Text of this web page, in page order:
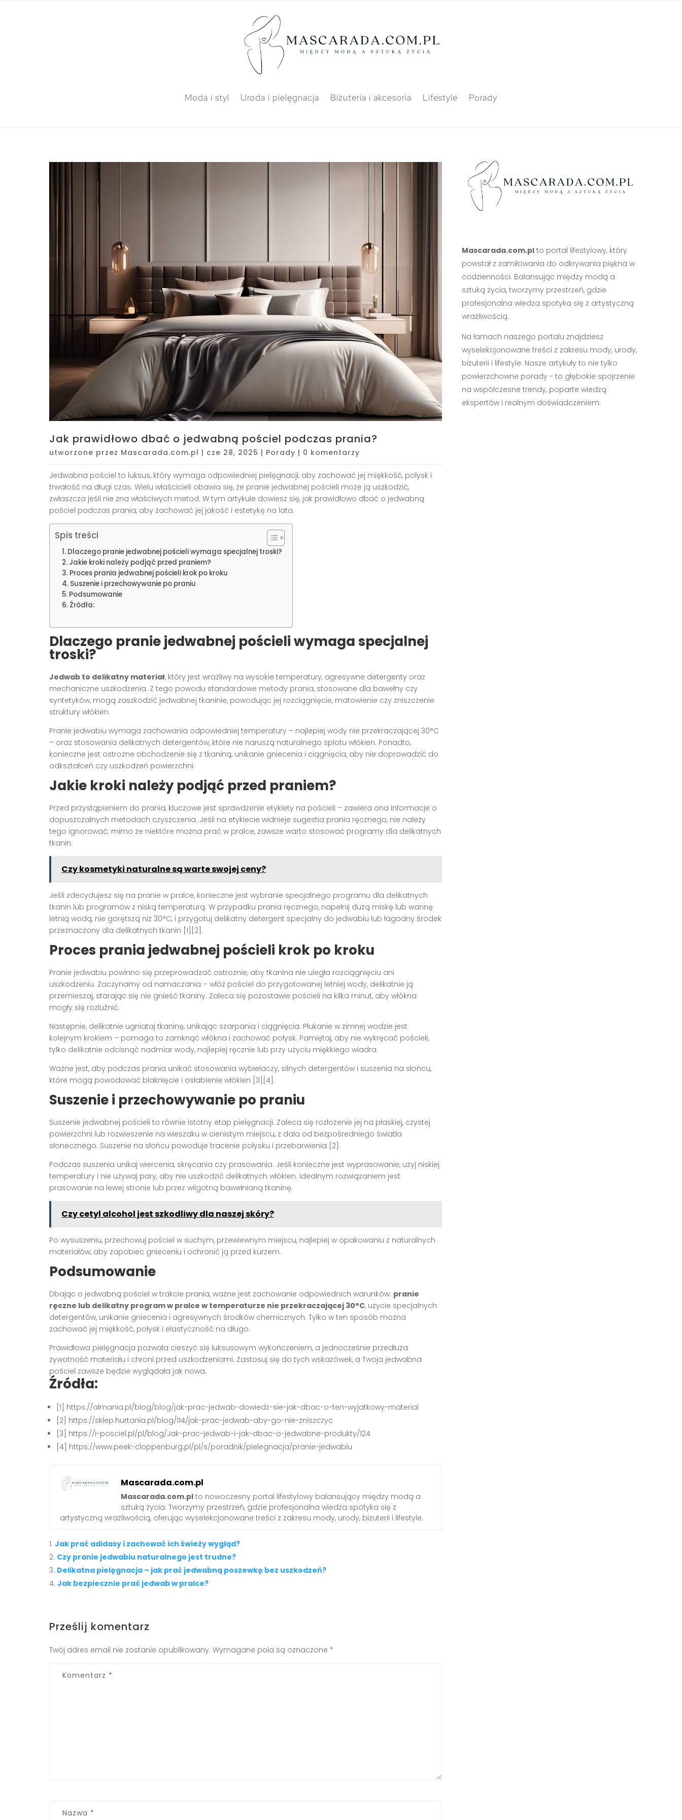
Moda i styl Uroda i pielęgnacja Biżuteria i akcesoria Lifestyle Porady
Jak prawidłowo dbać o jedwabną pościel podczas prania?
utworzone przez Mascarada.com.pl | cze 28, 2025 | Porady | 0 komentarzy
Jedwabna pościel to luksus, który wymaga odpowiedniej pielęgnacji, aby zachować jej miękkość, połysk i
trwałość na długi czas. Wielu właścicieli obawia się, że pranie jedwabnej pościeli może ją uszkodzić,
zwłaszcza jeśli nie zna właściwych metod. W tym artykule dowiesz się, jak prawidłowo dbać o jedwabną
pościel podczas prania, aby zachować jej jakość i estetykę na lata.
Spis treści
Dlaczego pranie jedwabnej pościeli wymaga specjalnej troski?
Jakie kroki należy podjąć przed praniem?
Proces prania jedwabnej pościeli krok po kroku
Suszenie i przechowywanie po praniu
Podsumowanie
Źródła:
Dlaczego pranie jedwabnej pościeli wymaga specjalnej
troski?
Jedwab to delikatny materiał, który jest wrażliwy na wysokie temperatury, agresywne detergenty oraz
mechaniczne uszkodzenia. Z tego powodu standardowe metody prania, stosowane dla bawełny czy
syntetyków, mogą zaszkodzić jedwabnej tkaninie, powodując jej rozciągnięcie, matowienie czy zniszczenie
struktury włókien.
Pranie jedwabiu wymaga zachowania odpowiedniej temperatury – najlepiej wody nie przekraczającej 30°C
– oraz stosowania delikatnych detergentów, które nie naruszą naturalnego splotu włókien. Ponadto,
konieczne jest ostrożne obchodzenie się z tkaniną, unikanie gniecenia i ciągnięcia, aby nie doprowadzić do
odkształceń czy uszkodzeń powierzchni.
Jakie kroki należy podjąć przed praniem?
Przed przystąpieniem do prania, kluczowe jest sprawdzenie etykiety na pościeli – zawiera ona informacje o
dopuszczalnych metodach czyszczenia. Jeśli na etykiecie widnieje sugestia prania ręcznego, nie należy
tego ignorować; mimo że niektóre można prać w pralce, zawsze warto stosować programy dla delikatnych
tkanin.
Czy kosmetyki naturalne są warte swojej ceny?
Jeśli zdecydujesz się na pranie w pralce, konieczne jest wybranie specjalnego programu dla delikatnych
tkanin lub programów z niską temperaturą. W przypadku prania ręcznego, napełnij dużą miskę lub wannę
letnią wodą, nie gorętszą niż 30°C, i przygotuj delikatny detergent specjalny do jedwabiu lub łagodny środek
przeznaczony dla delikatnych tkanin [1][2].
Proces prania jedwabnej pościeli krok po kroku
Pranie jedwabiu powinno się przeprowadzać ostrożnie, aby tkanina nie uległa rozciągnięciu ani
uszkodzeniu. Zaczynamy od namaczania – włóż pościel do przygotowanej letniej wody, delikatnie ją
przemieszaj, starając się nie gnieść tkaniny. Zaleca się pozostawie pościeli na kilka minut, aby włókna
mogły się rozluźnić.
Następnie, delikatnie ugniataj tkaninę, unikając szarpania i ciągnięcia. Płukanie w zimnej wodzie jest
kolejnym krokiem – pomaga to zamknąć włókna i zachować połysk. Pamiętaj, aby nie wykręcać pościeli,
tylko delikatnie odcisnąć nadmiar wody, najlepiej ręcznie lub przy użyciu miękkiego wiadra.
Ważne jest, aby podczas prania unikać stosowania wybielaczy, silnych detergentów i suszenia na słońcu,
które mogą powodować blaknięcie i osłabienie włókien [3][4].
Suszenie i przechowywanie po praniu
Suszenie jedwabnej pościeli to równie istotny etap pielęgnacji. Zaleca się rozłożenie jej na płaskiej, czystej
powierzchni lub rozwieszenie na wieszaku w cienistym miejscu, z dala od bezpośredniego światła
słonecznego. Suszenie na słońcu powoduje tracenie połysku i przebarwienia [2].
Podczas suszenia unikaj wiercenia, skręcania czy prasowania. Jeśli konieczne jest wyprasowanie, użyj niskiej
temperatury i nie używaj pary, aby nie uszkodzić delikatnych włókien. Idealnym rozwiązaniem jest
prasowanie na lewej stronie lub przez wilgotną bawełnianą tkaninę.
Czy cetyl alcohol jest szkodliwy dla naszej skóry?
Po wysuszeniu, przechowuj pościel w suchym, przewiewnym miejscu, najlepiej w opakowaniu z naturalnych
materiałów, aby zapobiec gnieceniu i ochronić ją przed kurzem.
Podsumowanie
Dbając o jedwabną pościel w trakcie prania, ważne jest zachowanie odpowiednich warunków: pranie
ręczne lub delikatny program w pralce w temperaturze nie przekraczającej 30°C, użycie specjalnych
detergentów, unikanie gniecenia i agresywnych środków chemicznych. Tylko w ten sposób można
zachować jej miękkość, połysk i elastyczność na długo.
Prawidłowa pielęgnacja pozwala cieszyć się luksusowym wykończeniem, a jednocześnie przedłuża
żywotność materiału i chroni przed uszkodzeniami. Zastosuj się do tych wskazówek, a Twoja jedwabna
pościel zawsze będzie wyglądała jak nowa.
Źródła:
[1] https://almania.pl/blog/blog/jak-prac-jedwab-dowiedz-sie-jak-dbac-o-ten-wyjatkowy-material
[2] https://sklep.hurtania.pl/blog/114/jak-prac-jedwab-aby-go-nie-zniszczyc
[3] https://i-posciel.pl/pl/blog/Jak-prac-jedwab-i-jak-dbac-o-jedwabne-produkty/124
[4] https://www.peek-cloppenburg.pl/pl/s/poradnik/pielegnacja/pranie-jedwabiu
Mascarada.com.pl
Mascarada.com.pl to nowoczesny portal lifestylowy balansujący między modą a
sztuką życia. Tworzymy przestrzeń, gdzie profesjonalna wiedza spotyka się z
artystyczną wrażliwością, oferując wyselekcjonowane treści z zakresu mody, urody, biżuterii i lifestyle.
Jak prać adidasy i zachować ich świeży wygląd?
Czy pranie jedwabiu naturalnego jest trudne?
Delikatna pielęgnacja – jak prać jedwabną poszewkę bez uszkodzeń?
Jak bezpiecznie prać jedwab w pralce?
Prześlij komentarz
Twój adres email nie zostanie opublikowany. Wymagane pola są oznaczone *
Mascarada.com.plto portal lifestylowy, który
powstał z zamiłowania do odkrywania piękna w
codzienności. Balansując między modą a
sztuką życia, tworzymy przestrzeń, gdzie
profesjonalna wiedza spotyka się z artystyczną
wrażliwością.
Na łamach naszego portalu znajdziesz
wyselekcjonowane treści z zakresu mody, urody,
biżuterii i lifestyle. Nasze artykuły to nie tylko
powierzchowne porady - to głębokie spojrzenie
na współczesne trendy, poparte wiedzą
ekspertów i realnym doświadczeniem.